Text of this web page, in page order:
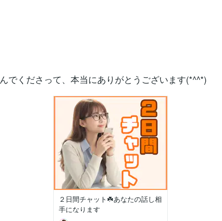
でくださって、本当にありがとうございます(*^^*)
２日間チャット☘️あなたの話し相
手になります